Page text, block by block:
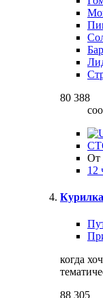
80 388
От
12
Курилка
когда
88 305